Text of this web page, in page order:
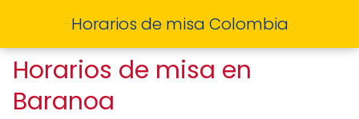
Horarios de misa Colombia
Horarios de misa en
Baranoa